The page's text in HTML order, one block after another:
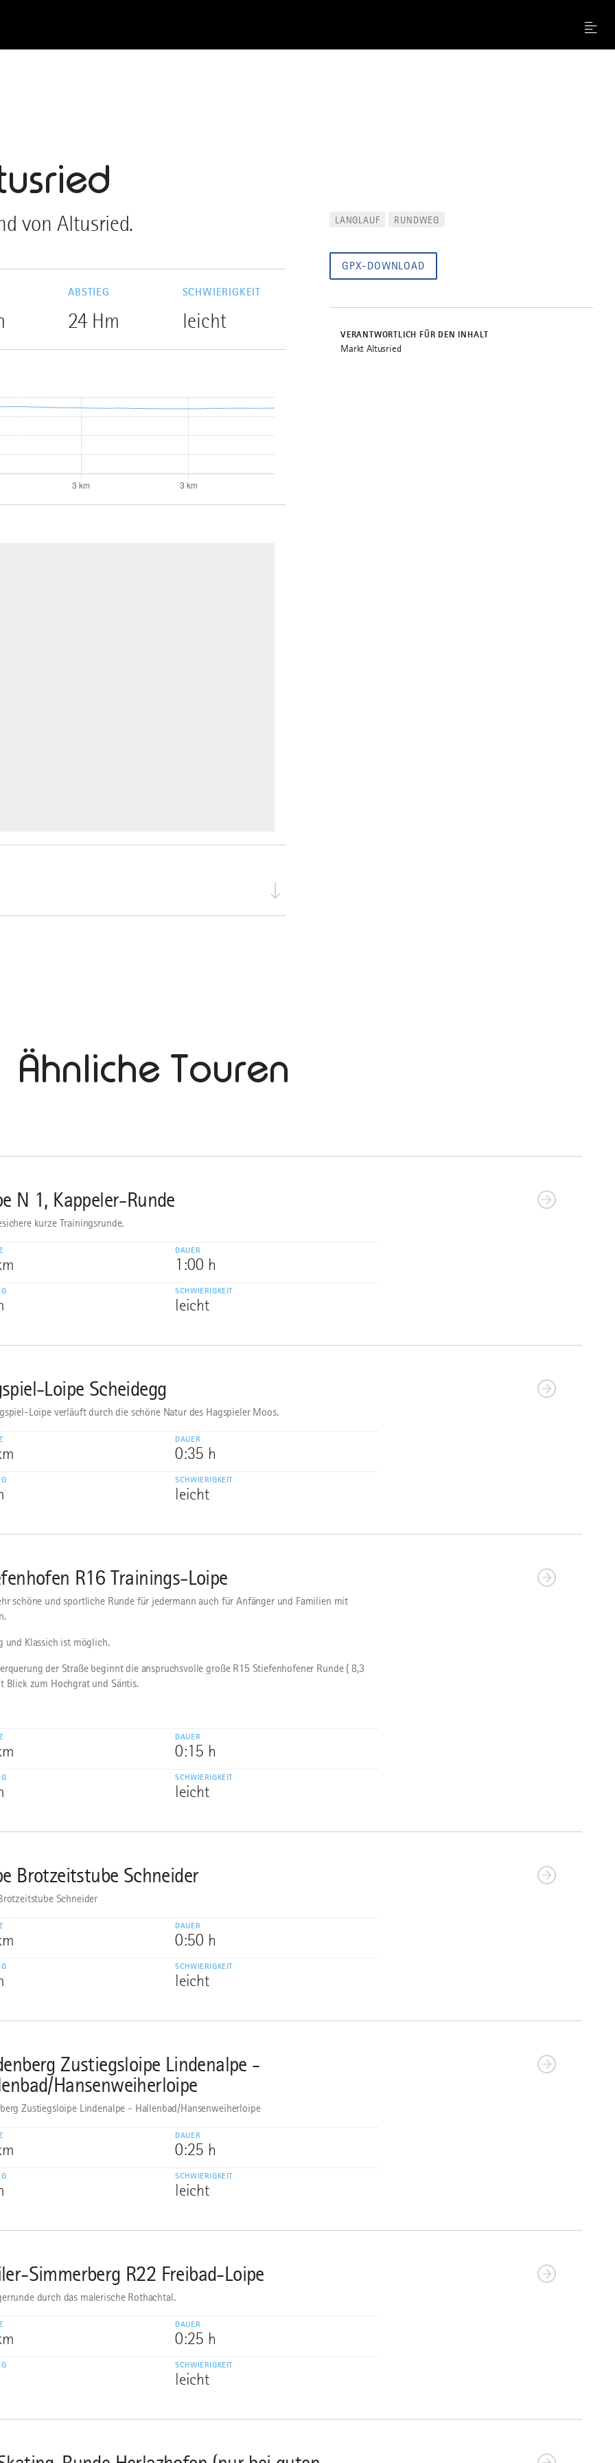
Menu
von Altusried.
ABSTIEG
24 Hm
SCHWIERIGKEIT
leicht
LANGLAUF RUNDWEG
GPX-DOWNLOAD
VERANTWORTLICH FÜR DEN INHALT
Markt Altusried
Ähnliche Touren
N 1, Kappeler-Runde
kurze Trainingsrunde.
DAUER
1:00 h
SCHWIERIGKEIT
leicht
Loipe Scheidegg
Loipe verläuft durch die schöne Natur des Hagspieler Moos.
DAUER
0:35 h
SCHWIERIGKEIT
leicht
R16 Trainings-Loipe
schöne und sportliche Runde für jedermann auch für Anfänger und Familien mit
und Klassich ist möglich.
der Straße beginnt die anspruchsvolle große R15 Stiefenhofener Runde ( 8,3
Blick zum Hochgrat und Säntis.
DAUER
0:15 h
SCHWIERIGKEIT
leicht
Brotzeitstube Schneider
Schneider
DAUER
0:50 h
SCHWIERIGKEIT
leicht
Zustiegsloipe Lindenalpe -
Hansenweiherloipe
Zustiegsloipe Lindenalpe - Hallenbad/Hansenweiherloipe
DAUER
0:25 h
SCHWIERIGKEIT
leicht
Simmerberg R22 Freibad-Loipe
durch das malerische Rothachtal.
DAUER
0:25 h
SCHWIERIGKEIT
leicht